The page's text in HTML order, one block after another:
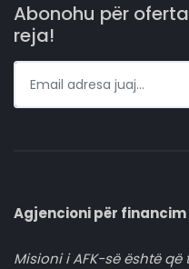
Abonohu për
reja!
Agjencioni për financim
Misioni i AFK-së është